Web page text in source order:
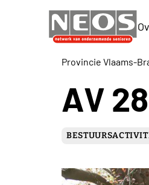
Provincie Vlaams-
AV